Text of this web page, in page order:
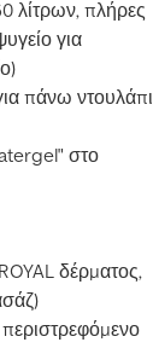
λίτρων, πλήρες
για
πάνω
στο
δέρματος,